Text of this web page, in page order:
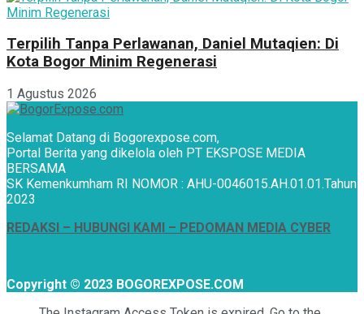
Terpilih Tanpa Perlawanan, Daniel Mutaqien: Di
Kota Bogor Minim Regenerasi
1 Agustus 2026
Selamat Datang di Bogorexpose.com,
Portal Berita yang dikelola oleh PT EKSPOSE MEDIA
BERSAMA
SK Kemenkumham RI NOMOR : AHU-0046015.AH.01.01.Tahun
2023
REDAKSI – HUBUNGI KAMI – PEDOMAN MEDIA CYBER
Copyright © 2023 BOGOREXPOSE.COM